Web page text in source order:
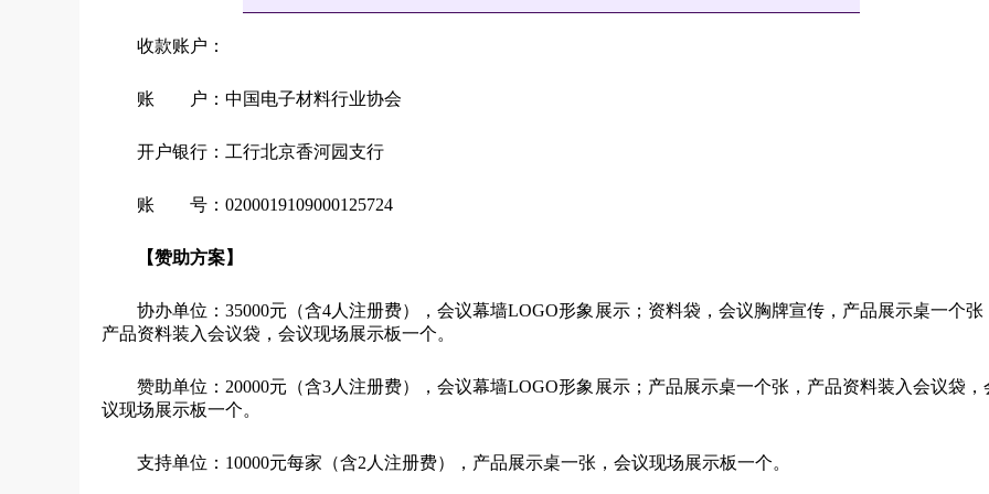
收款账户：
账 户：中国电子材料行业协会
开户银行：工行北京香河园支行
账 号：0200019109000125724
【赞助方案】
协办单位：35000元（含4人注册费），会议幕墙LOGO形象展示；资料袋，会议胸牌宣传，产品展示桌一个张
产品资料装入会议袋，会议现场展示板一个。
赞助单位：20000元（含3人注册费），会议幕墙LOGO形象展示；产品展示桌一个张，产品资料装入会议袋，
议现场展示板一个。
支持单位：10000元每家（含2人注册费），产品展示桌一张，会议现场展示板一个。